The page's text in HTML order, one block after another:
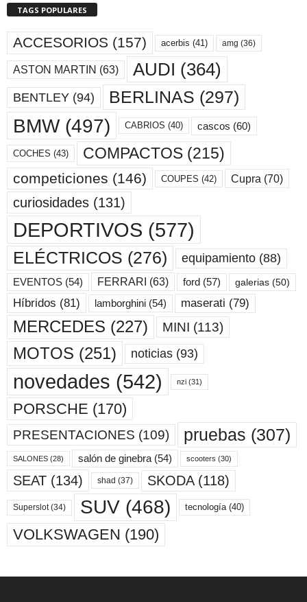
TAGS POPULARES
ACCESORIOS (157) acerbis (41) amg (36)
ASTON MARTIN (63) AUDI (364)
BENTLEY (94) BERLINAS (297)
BMW(497) CABRIOS (40) cascos (60)
COCHES (43) COMPACTOS (215)
competiciones (146) COUPES (42) Cupra (70)
curiosidades (131)
DEPORTIVOS (577)
ELÉCTRICOS (276) equipamiento (88)
EVENTOS (54) FERRARI (63) ford (57) galerias (50)
Híbridos (81) lamborghini (54) maserati (79)
MERCEDES (227) MINI (113)
MOTOS (251) noticias (93)
novedades (542) nzi (31)
PORSCHE (170)
PRESENTACIONES (109) pruebas (307)
SALONES (28) salón de ginebra (54) scooters (30)
SEAT (134) shad (37) SKODA(118)
Superslot(34) SUV (468) tecnología(40)
VOLKSWAGEN (190)